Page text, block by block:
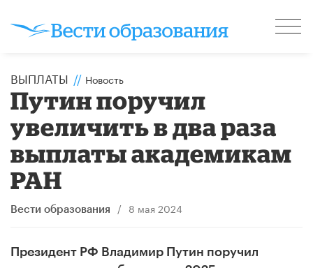
ВЫПЛАТЫ // Новость
Путин поручил
увеличить в два раза
выплаты академикам
РАН
Вести образования / 8 мая 2024
Президент РФ Владимир Путин поручил